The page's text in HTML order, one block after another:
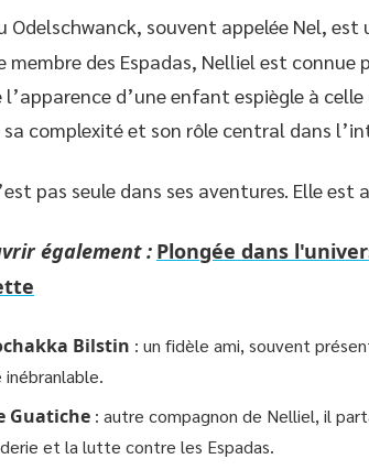
Odelschwanck, souvent appelée Nel,
membre des Espadas, Nelliel est
l’apparence d’une enfant espiègle à
complexité et son rôle central dans
pas seule dans ses aventures. Elle
également : Plongée dans
Bilstin : un fidèle ami, souvent
Guatiche : autre compagnon de Nelliel, il
et la lutte contre les Espadas.